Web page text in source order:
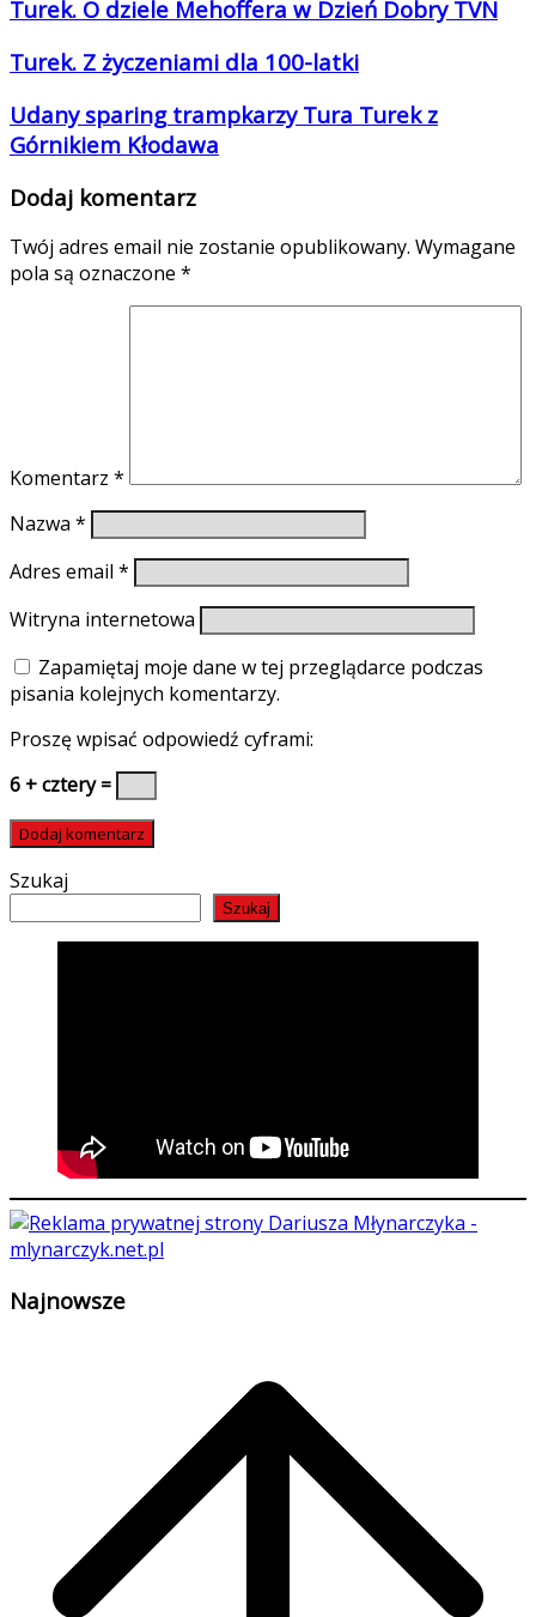
Turek. O dziele Mehoffera w Dzień Dobry TVN
Turek. Z życzeniami dla 100-latki
Udany sparing trampkarzy Tura Turek z
Górnikiem Kłodawa
Dodaj komentarz
Twój adres email nie zostanie opublikowany. Wymagane
pola są oznaczone *
Komentarz *
Nazwa *
Adres email *
Witryna internetowa
Zapamiętaj moje dane w tej przeglądarce podczas
pisania kolejnych komentarzy.
Proszę wpisać odpowiedź cyframi:
6 + cztery =
Szukaj
Szukaj
Najnowsze